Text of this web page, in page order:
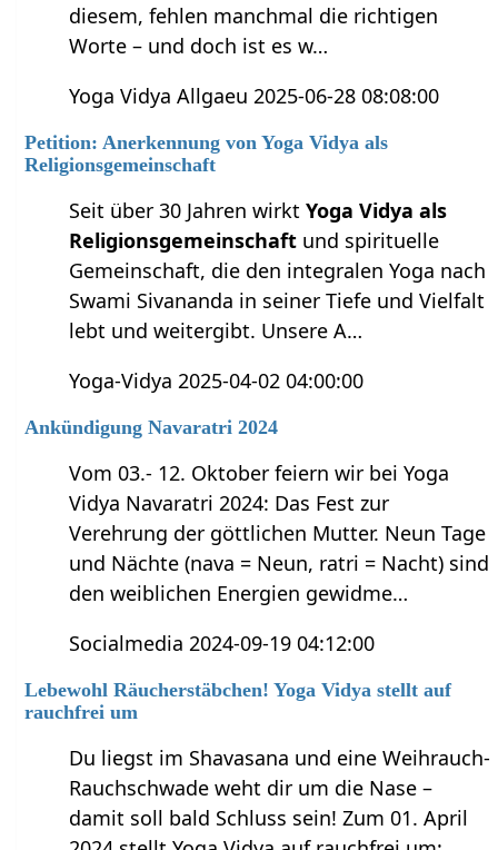
diesem, fehlen manchmal die richtigen
Worte – und doch ist es w…
Yoga Vidya Allgaeu 2025-06-28 08:08:00
Petition: Anerkennung von Yoga Vidya als
Religionsgemeinschaft
Seit über 30 Jahren wirktYoga Vidya als
Religionsgemeinschaft und spirituelle
Gemeinschaft, die den integralen Yoga nach
Swami Sivananda in seiner Tiefe und Vielfalt
lebt und weitergibt. Unsere A…
Yoga-Vidya 2025-04-02 04:00:00
Ankündigung Navaratri 2024
Vom 03.- 12. Oktober feiern wir bei Yoga
Vidya Navaratri 2024: Das Fest zur
Verehrung der göttlichen Mutter. Neun Tage
und Nächte (nava = Neun, ratri = Nacht) sind
den weiblichen Energien gewidme…
Socialmedia 2024-09-19 04:12:00
Lebewohl Räucherstäbchen! Yoga Vidya stellt auf
rauchfrei um
Du liegst im Shavasana und eine Weihrauch-
Rauchschwade weht dir um die Nase –
damit soll bald Schluss sein! Zum 01. April